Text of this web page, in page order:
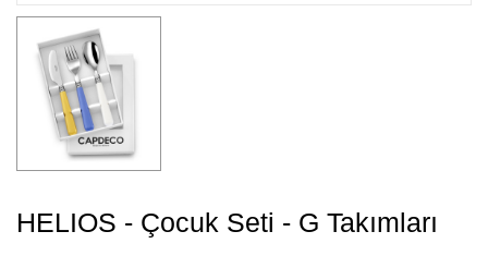
HELIOS - Çocuk Seti - G Takımları